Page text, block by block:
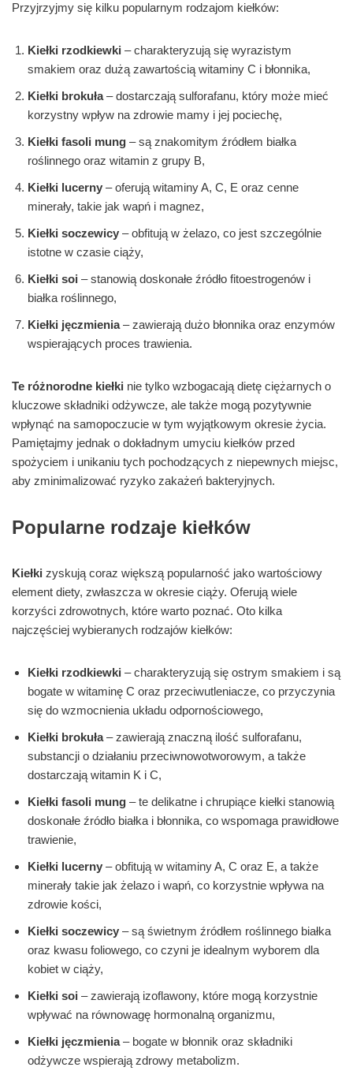
Przyjrzyjmy się kilku popularnym rodzajom kiełków:
Kiełki rzodkiewki – charakteryzują się wyrazistym
smakiem oraz dużą zawartością witaminy C i błonnika,
Kiełki brokuła– dostarczają sulforafanu, który może mieć
korzystny wpływ na zdrowie mamy i jej pociechę,
Kiełki fasoli mung – są znakomitym źródłem białka
roślinnego oraz witamin z grupy B,
Kiełki lucerny – oferują witaminy A, C, E oraz cenne
minerały, takie jak wapń i magnez,
Kiełki soczewicy – obfitują w żelazo, co jest szczególnie
istotne w czasie ciąży,
Kiełki soi – stanowią doskonałe źródło fitoestrogenów i
białka roślinnego,
Kiełki jęczmienia– zawierają dużo błonnika oraz enzymów
wspierających proces trawienia.
Te różnorodne kiełki nie tylko wzbogacają dietę ciężarnych o
kluczowe składniki odżywcze, ale także mogą pozytywnie
wpłynąć na samopoczucie w tym wyjątkowym okresie życia.
Pamiętajmy jednak o dokładnym umyciu kiełków przed
spożyciem i unikaniu tych pochodzących z niepewnych miejsc,
aby zminimalizować ryzyko zakażeń bakteryjnych.
Popularne rodzaje kiełków
Kiełki zyskują coraz większą popularność jako wartościowy
element diety, zwłaszcza w okresie ciąży. Oferują wiele
korzyści zdrowotnych, które warto poznać. Oto kilka
najczęściej wybieranych rodzajów kiełków:
Kiełki rzodkiewki – charakteryzują się ostrym smakiem i są
bogate w witaminę C oraz przeciwutleniacze, co przyczynia
się do wzmocnienia układu odpornościowego,
Kiełki brokuła– zawierają znaczną ilość sulforafanu,
substancji o działaniu przeciwnowotworowym, a także
dostarczają witamin K i C,
Kiełki fasoli mung – te delikatne i chrupiące kiełki stanowią
doskonałe źródło białka i błonnika, co wspomaga prawidłowe
trawienie,
Kiełki lucerny – obfitują w witaminy A, C oraz E, a także
minerały takie jak żelazo i wapń, co korzystnie wpływa na
zdrowie kości,
Kiełki soczewicy – są świetnym źródłem roślinnego białka
oraz kwasu foliowego, co czyni je idealnym wyborem dla
kobiet w ciąży,
Kiełki soi – zawierają izoflawony, które mogą korzystnie
wpływać na równowagę hormonalną organizmu,
Kiełki jęczmienia– bogate w błonnik oraz składniki
odżywcze wspierają zdrowy metabolizm.